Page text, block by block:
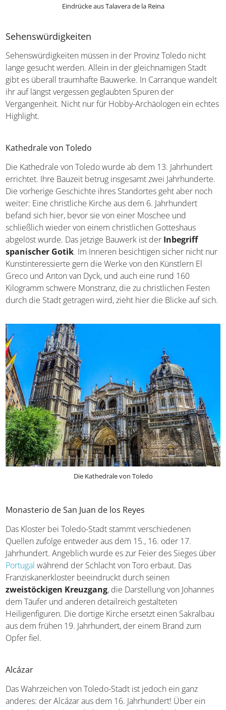
Sehenswürdigkeiten
Sehenswürdigkeiten müssen in der Provinz Toledo nicht
lange gesucht werden. Allein in der gleichnamigen Stadt
gibt es überall traumhafte Bauwerke. In Carranque
wandelt ihr auf längst vergessen geglaubten Spuren der
Kathedrale von Toledo
Die Kathedrale von Toledo wurde ab dem 13. Jahrhundert
errichtet. Ihre Bauzeit betrug insgesamt zwei
Jahrhunderte. Die vorherige Geschichte ihres Standortes
geht aber noch weiter: Eine christliche Kirche aus dem 6.
Jahrhundert befand sich hier, bevor sie von einer
Moschee und schließlich wieder von einem christlichen
Gotteshaus abgelöst wurde. Das jetzige Bauwerk ist der
Inbegriff spanischer Gotik. Im Inneren besichtigen
sicher nicht nur Kunstinteressierte gern die Werke von
den Künstlern El Greco und Anton van Dyck, und auch
christlichen Festen durch die Stadt getragen wird, zieht
hier die Blicke auf sich.
Die Kathedrale von Toledo
Monasterio de San Juan de los Reyes
Das Kloster bei Toledo-Stadt stammt verschiedenen
Quellen zufolge entweder aus dem 15., 16. oder 17.
Jahrhundert. Angeblich wurde es zur Feier des Sieges
überPortugalwährend der Schlacht von Toro erbaut. Das
Franziskanerkloster beeindruckt durch seinen
zweistöckigen Kreuzgang, die Darstellung von
Johannes dem Täufer und anderen detailreich gestalteten
Heiligenfiguren. Die dortige Kirche ersetzt einen
Brand zum Opfer fiel.
Alcázar